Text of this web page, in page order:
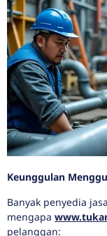
Keunggulan
Banyak penyedia
mengapa
pelanggan: